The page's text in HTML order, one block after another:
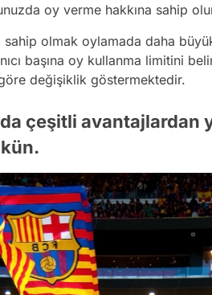
oy verme hakkına sahip
olmak oylamada daha
başına oy kullanma limitini
değişiklik göstermektedir.
çeşitli